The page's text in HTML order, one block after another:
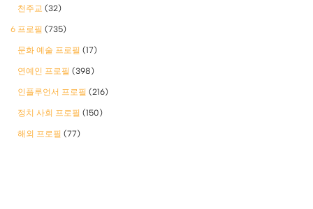
천주교 (32)
6 프로필 (735)
문화 예술 프로필 (17)
연예인 프로필 (398)
인플루언서 프로필 (216)
정치 사회 프로필 (150)
해외 프로필 (77)